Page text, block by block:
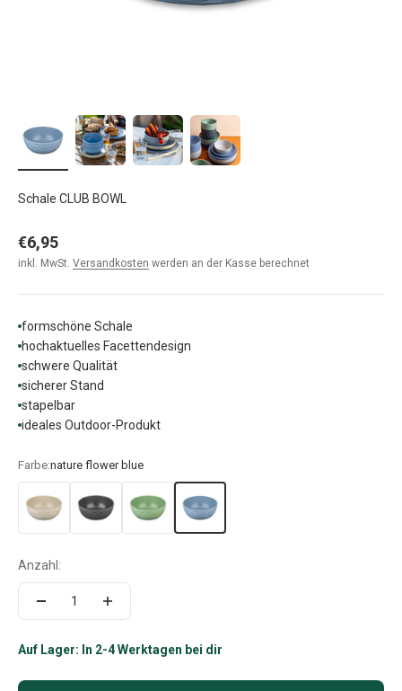
Schale CLUB BOWL
Angebot
€6,95
inkl. MwSt. Versandkosten werden an der Kasse berechnet
formschöne Schale
hochaktuelles Facettendesign
schwere Qualität
sicherer Stand
stapelbar
ideales Outdoor-Produkt
Farbe:nature flower blue
Anzahl:
Auf Lager: In 2-4 Werktagen bei dir